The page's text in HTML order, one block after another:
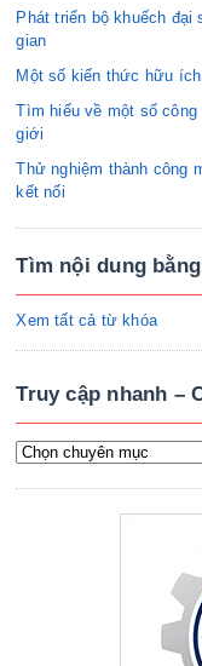
Phát triển bộ khuếch đại
gian
Một số kiến thức hữu
Tìm hiểu về một số
giới
Thử nghiệm thành công
kết nối
Tìm nội dung
Xem tất cả từ khóa
Truy cập nhanh –